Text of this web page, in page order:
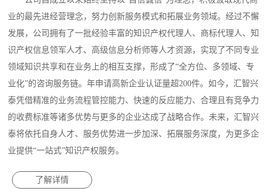
业的最先进经营理念，努力创新服务模式和拓展业务领域。经过不懈
发展，公司拥有了一批经验丰富的知识产权代理人、商标代理人、知
识产权信息领军人才、高级信息分析师等人才资源，实现了不同专业
领域知识共享和在业务上的相互支撑，形成了“全方位、多领域、专
业化”的咨询服务链。年申请高新企业认证量超200件。如今，汇智兴
泰凭借精准的业务流程管控能力、快速的反应能力、合理且有竞争力
的收费标准等诸多优势与更多的企业达成了战略合作。未来，汇智兴
泰将依托自身人才、服务优势进一步加深、拓展服务深度，为更多企
业提供“一站式”知识产权服务。
了解详情